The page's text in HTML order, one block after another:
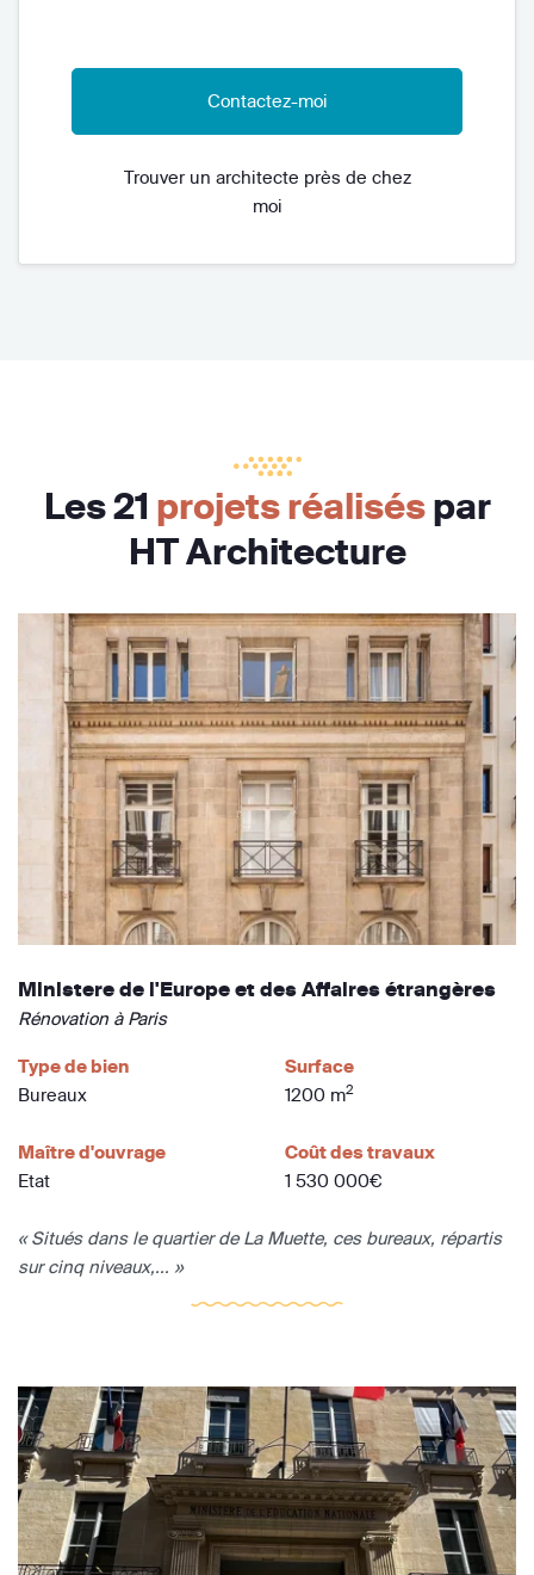
Contactez-moi
Trouver un architecte près de chez
moi
Les 21 projets réaliséspar
HT Architecture
Ministere de l'Europe et des Affaires étrangères
Rénovation à Paris
Type de bien
Bureaux
Surface
1200 m2
Maître d'ouvrage
Etat
Coût des travaux
1 530 000€
« Situés dans le quartier de La Muette, ces bureaux, répartis
sur cinq niveaux,... »